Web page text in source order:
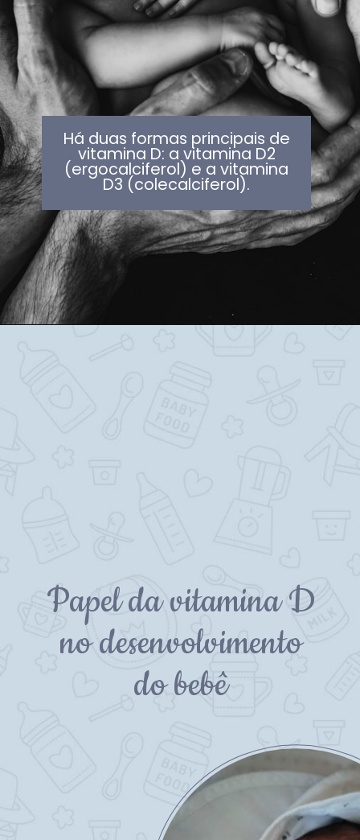
Há duas formas principais de
vitamina D: a vitamina D2
(ergocalciferol) e a vitamina
D3 (colecalciferol).
Papel da vitamina D
no desenvolvimento
do bebê